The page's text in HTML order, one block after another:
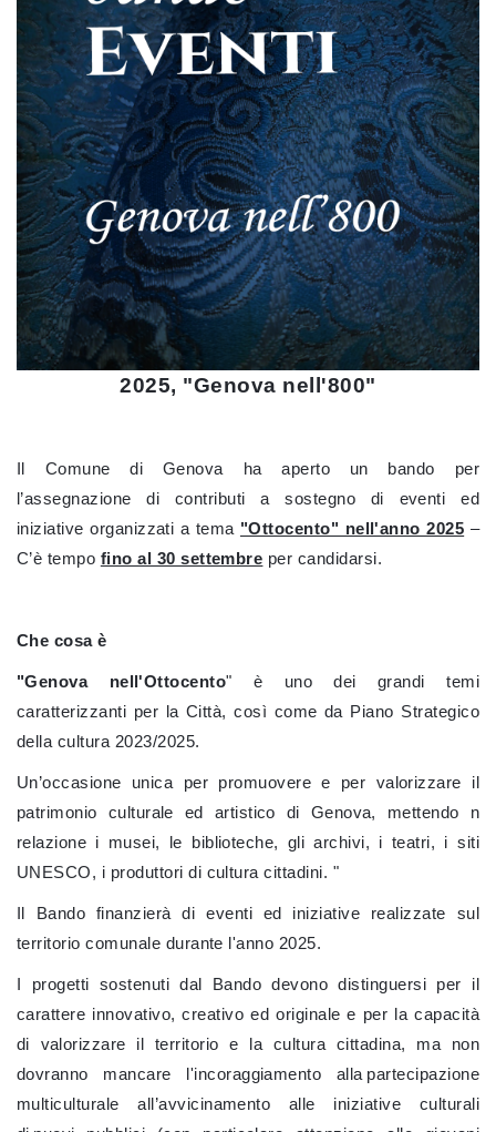
2025, "Genova nell'800"
Il Comune di Genova ha aperto un bando per
l’assegnazione di contributi a sostegno di eventi ed
iniziative organizzati a tema "Ottocento" nell'anno 2025 –
C’è tempo fino al 30 settembre per candidarsi.
Che cosa è
"Genova nell'Ottocento" è uno dei grandi temi
caratterizzanti per la Città, così come da Piano Strategico
della cultura 2023/2025.
Un’occasione unica per promuovere e per valorizzare il
patrimonio culturale ed artistico di Genova, mettendo n
relazione i musei, le biblioteche, gli archivi, i teatri, i siti
UNESCO, i produttori di cultura cittadini. "
Il Bando finanzierà di eventi ed iniziative realizzate sul
territorio comunale durante l'anno 2025.
I progetti sostenuti dal Bando devono distinguersi per il
carattere innovativo, creativo ed originale e per la capacità
di valorizzare il territorio e la cultura cittadina, ma non
dovranno mancare l'incoraggiamento alla partecipazione
multiculturale all’avvicinamento alle iniziative culturali